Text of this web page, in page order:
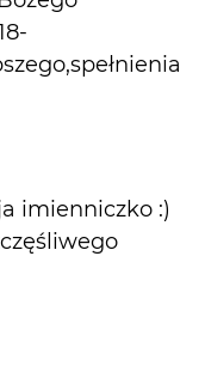
imienniczko :)